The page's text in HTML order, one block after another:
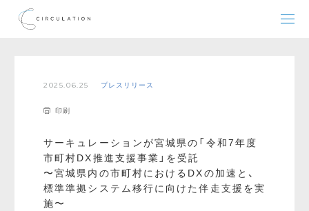
2025.06.25 プレスリリース
印刷
サーキュレーションが宮城県の「令和7年度
市町村DX推進支援事業」を受託
〜宮城県内の市町村におけるDXの加速と、
標準準拠システム移行に向けた伴走支援を実
施〜